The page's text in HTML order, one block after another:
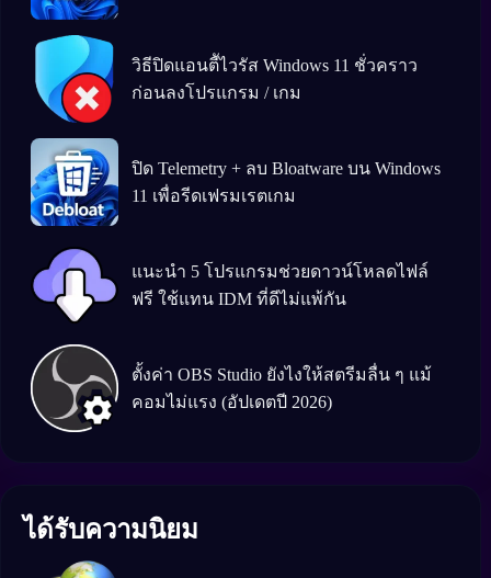
วิธีปิดแอนตีัไวรัส Windows 11 ชั่วคราว
ก่อนลงโปรแกรม / เกม
ปิด Telemetry + ลบ Bloatware บน Windows
11 เพื่อรีดเฟรมเรตเกม
แนะนำ 5 โปรแกรมช่วยดาวน์โหลดไฟล์
ฟรี ใช้แทน IDM ที่ดีไม่แพ้กัน
ตั้งค่า OBS Studio ยังไงให้สตรีมลื่น ๆ แม้
คอมไม่แรง (อัปเดตปี 2026)
ได้รับความนิยม